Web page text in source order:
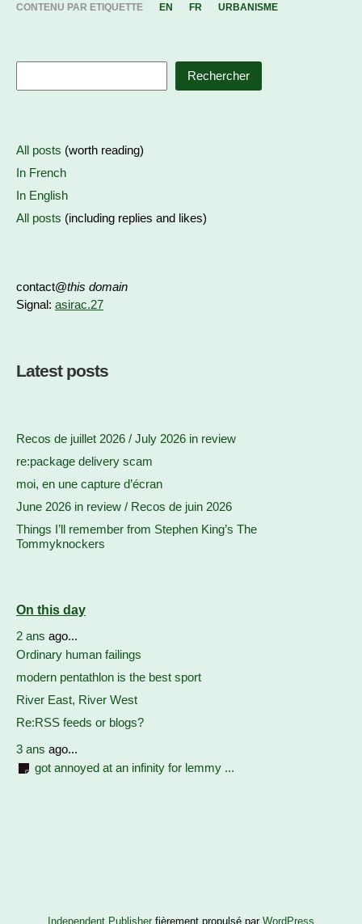
CONTENU PAR ETIQUETTE EN FR URBANISME
Rechercher
All posts (worth reading)
In French
In English
All posts (including replies and likes)
contact@this domain
Signal: asirac.27
Latest posts
Recos de juillet 2026 / July 2026 in review
re:package delivery scam
moi, en une capture d’écran
June 2026 in review / Recos de juin 2026
Things I’ll remember from Stephen King’s The
Tommyknockers
On this day
2 ans ago...
Ordinary human failings
modern pentathlon is the best sport
River East, River West
Re:RSS feeds or blogs?
3 ans ago...
got annoyed at an infinity for lemmy ...
Independent Publisher fièrement propulsé par WordPress